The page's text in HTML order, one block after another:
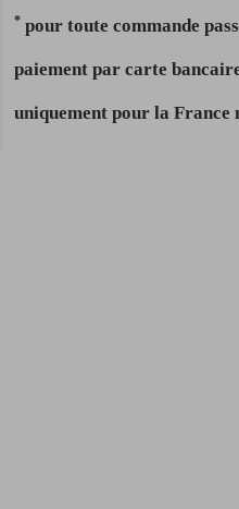
* pour toute commande
paiement par carte
uniquement pour la